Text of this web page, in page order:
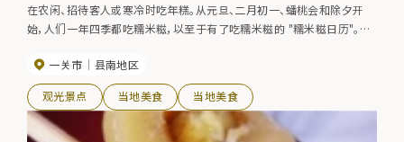
在农闲、招待客人或寒冷时吃年糕。从元旦、二月初一、蟠桃会和除夕开
始，人们一年四季都吃糯米糍，以至于有了吃糯米糍的 "糯米糍日历"。该
一关市
县南地区
观光景点 当地美食 当地美食